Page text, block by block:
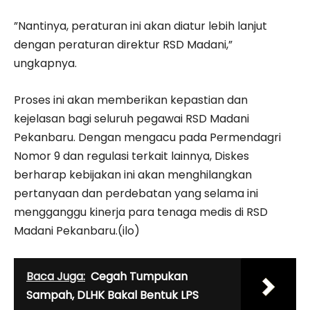
”Nantinya, peraturan ini akan diatur lebih lanjut
dengan peraturan direktur RSD Madani,”
ungkapnya.
Proses ini akan memberikan kepastian dan
kejelasan bagi seluruh pegawai RSD Madani
Pekanbaru. Dengan mengacu pada Permendagri
Nomor 9 dan regulasi terkait lainnya, Diskes
berharap kebijakan ini akan menghilangkan
pertanyaan dan perdebatan yang selama ini
mengganggu kinerja para tenaga medis di RSD
Madani Pekanbaru.(ilo)
Baca Juga: Cegah Tumpukan
Sampah, DLHK Bakal Bentuk LPS